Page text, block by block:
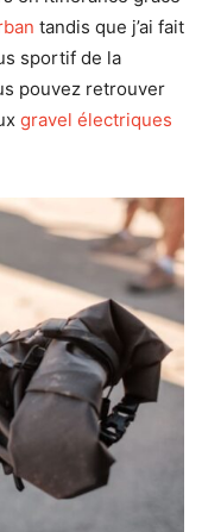
tandis que j’ai fait
sportif de la
pouvez retrouver
gravel électriques